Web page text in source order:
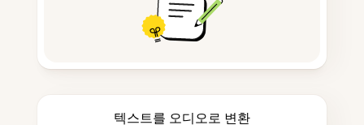
텍스트를 오디오로 변환